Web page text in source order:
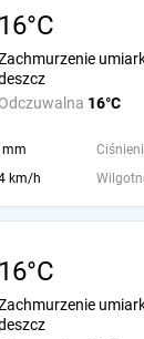
16°C
Odczuwalna 16°C
mm
km/h
16°C